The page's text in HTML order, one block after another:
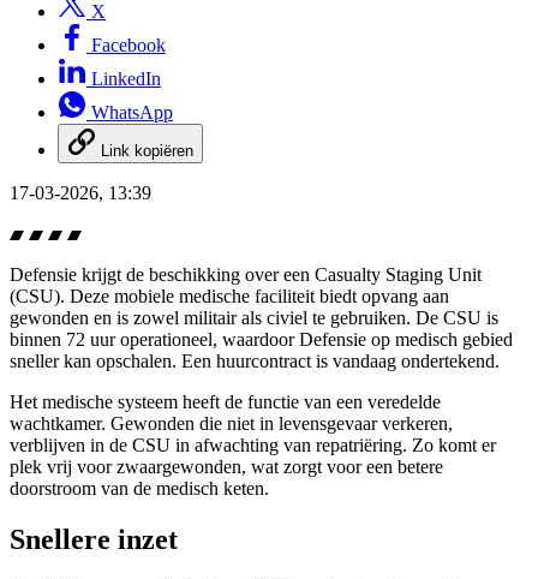
X
Facebook
LinkedIn
WhatsApp
Link kopiëren
17-03-2026, 13:39
Defensie krijgt de beschikking over een Casualty Staging Unit
(CSU). Deze mobiele medische faciliteit biedt opvang aan
gewonden en is zowel militair als civiel te gebruiken. De CSU is
binnen 72 uur operationeel, waardoor Defensie op medisch gebied
sneller kan opschalen. Een huurcontract is vandaag ondertekend.
Het medische systeem heeft de functie van een veredelde
wachtkamer. Gewonden die niet in levensgevaar verkeren,
verblijven in de CSU in afwachting van repatriëring. Zo komt er
plek vrij voor zwaargewonden, wat zorgt voor een betere
doorstroom van de medisch keten.
Snellere inzet